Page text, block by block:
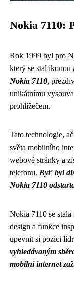
Nokia 7110:
Rok 1999 byl pro
který se stal ikonou
Nokia 7110,
unikátnímu
prohlížečem.
Tato technologie,
světa mobilního
webové stránky a
telefonu. Byť byl
Nokia 7110
Nokia 7110 se
design a funkce
upevnit si pozici
vyhledávaným
mobilní internet